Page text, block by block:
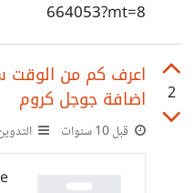
664053?mt=8
2
اعرف كم من الوقت
اضافة جوجل كروم
قبل 10 سنوات